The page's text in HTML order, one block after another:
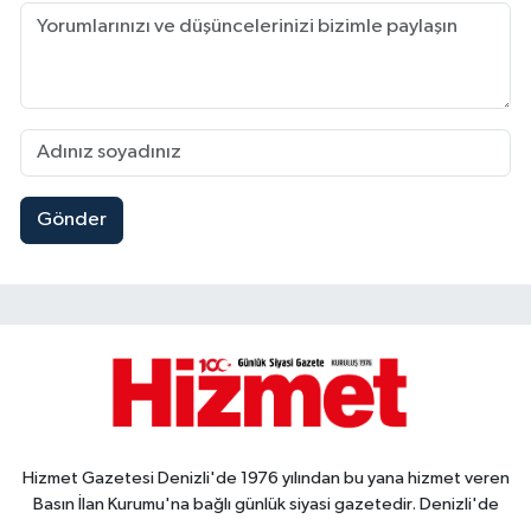
Gönder
Hizmet Gazetesi Denizli'de 1976 yılından bu yana hizmet veren
Basın İlan Kurumu'na bağlı günlük siyasi gazetedir. Denizli'de